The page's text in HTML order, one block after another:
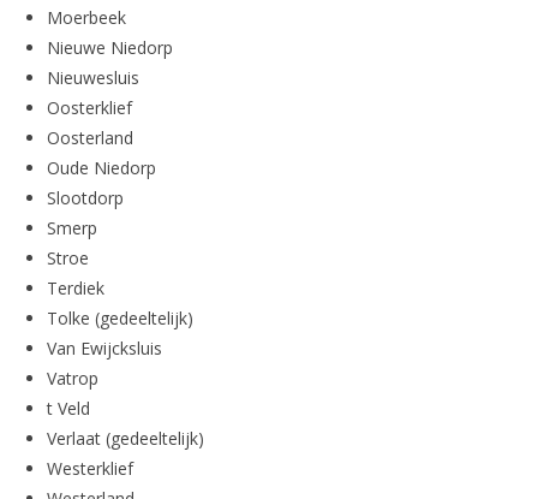
Moerbeek
Nieuwe Niedorp
Nieuwesluis
Oosterklief
Oosterland
Oude Niedorp
Slootdorp
Smerp
Stroe
Terdiek
Tolke (gedeeltelijk)
Van Ewijcksluis
Vatrop
t Veld
Verlaat (gedeeltelijk)
Westerklief